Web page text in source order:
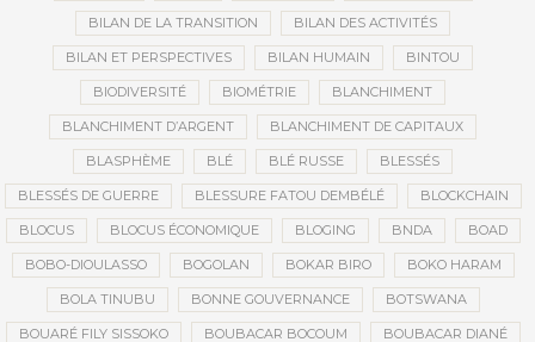
BILAN DE LA TRANSITION BILAN DES ACTIVITÉS
BILAN ET PERSPECTIVES BILAN HUMAIN BINTOU
BIODIVERSITÉ BIOMÉTRIE BLANCHIMENT
BLANCHIMENT D’ARGENT BLANCHIMENT DE CAPITAUX
BLASPHÈME BLÉ BLÉ RUSSE BLESSÉS
BLESSÉS DE GUERRE BLESSURE FATOU DEMBÉLÉ BLOCKCHAIN
BLOCUS BLOCUS ÉCONOMIQUE BLOGING BNDA BOAD
BOBO-DIOULASSO BOGOLAN BOKAR BIRO BOKO HARAM
BOLA TINUBU BONNE GOUVERNANCE BOTSWANA
BOUARÉ FILY SISSOKO BOUBACAR BOCOUM BOUBACAR DIANÉ